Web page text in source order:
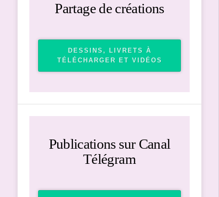
Partage de créations
DESSINS, LIVRETS À
TÉLÉCHARGER ET VIDÉOS
Publications sur Canal
Télégram